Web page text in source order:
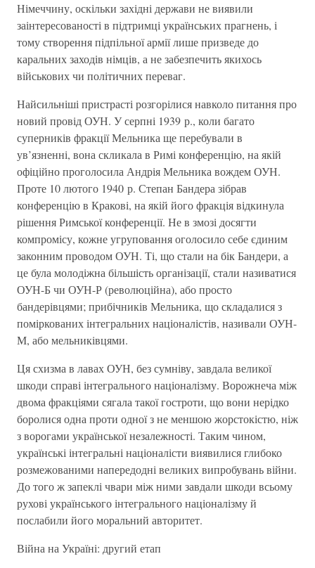
Німеччину, оскільки західні держави не виявили
заінтересованості в підтримці українських прагнень, і
тому створення підпільної армії лише призведе до
каральних заходів німців, а не забезпечить якихось
військових чи політичних переваг.
Найсильніші пристрасті розгорілися навколо питання про
новий провід ОУН. У серпні 1939 р., коли багато
суперників фракції Мельника ще перебували в
ув’язненні, вона скликала в Римі конференцію, на якій
офіційно проголосила Андрія Мельника вождем ОУН.
Проте 10 лютого 1940 р. Степан Бандера зібрав
конференцію в Кракові, на якій його фракція відкинула
рішення Римської конференції. Не в змозі досягти
компромісу, кожне угруповання оголосило себе єдиним
законним проводом ОУН. Ті, що стали на бік Бандери, а
це була молодіжна більшість організації, стали називатися
ОУН-Б чи ОУН-Р (революційна), або просто
бандерівцями; прибічників Мельника, що складалися з
поміркованих інтегральних націоналістів, називали ОУН-
М, або мельниківцями.
Ця схизма в лавах ОУН, без сумніву, завдала великої
шкоди справі інтегрального націоналізму. Ворожнеча між
двома фракціями сягала такої гостроти, що вони нерідко
боролися одна проти одної з не меншою жорстокістю, ніж
з ворогами української незалежності. Таким чином,
українські інтегральні націоналісти виявилися глибоко
розмежованими напередодні великих випробувань війни.
До того ж запеклі чвари між ними завдали шкоди всьому
рухові українського інтегрального націоналізму й
послабили його моральний авторитет.
Війна на Україні: другий етап